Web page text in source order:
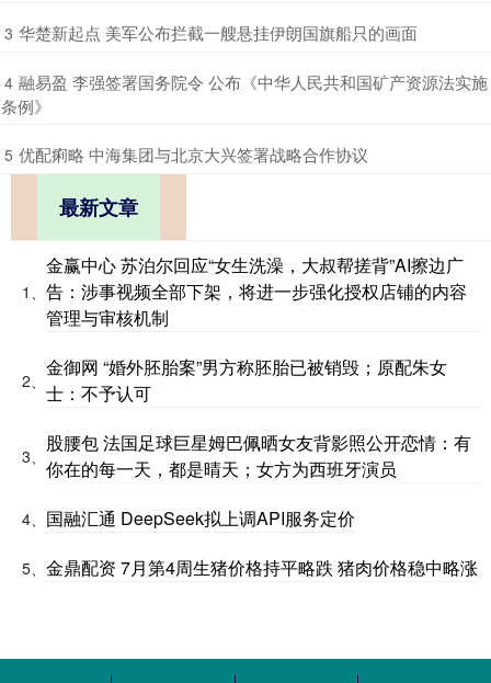
3 ​华楚新起点 美军公布拦截一艘悬挂伊朗国旗船只的画面
4 ​融易盈 李强签署国务院令 公布《中华人民共和国矿产资源法实施
条例》
5 ​优配痢略 中海集团与北京大兴签署战略合作协议
最新文章
1、
金赢中心 苏泊尔回应“女生洗澡，大叔帮搓背”AI擦边广
告：涉事视频全部下架，将进一步强化授权店铺的内容
管理与审核机制
2、
金御网 “婚外胚胎案”男方称胚胎已被销毁；原配朱女
士：不予认可
3、
股腰包 法国足球巨星姆巴佩晒女友背影照公开恋情：有
你在的每一天，都是晴天；女方为西班牙演员
4、 国融汇通 DeepSeek拟上调API服务定价
5、 金鼎配资 7月第4周生猪价格持平略跌 猪肉价格稳中略涨